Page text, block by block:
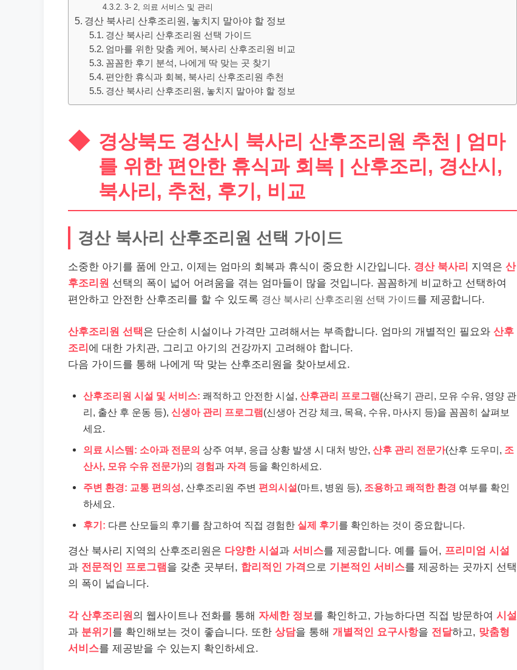
3- 2, 의료 서비스 및 관리
경산 북사리 산후조리원, 놓치지 말아야 할 정보
경산 북사리 산후조리원 선택 가이드
엄마를 위한 맞춤 케어, 북사리 산후조리원 비교
꼼꼼한 후기 분석, 나에게 딱 맞는 곳 찾기
편안한 휴식과 회복, 북사리 산후조리원 추천
경산 북사리 산후조리원, 놓치지 말아야 할 정보
경상북도 경산시 북사리 산후조리원 추천 | 엄마
를 위한 편안한 휴식과 회복 | 산후조리, 경산시,
북사리, 추천, 후기, 비교
경산 북사리 산후조리원 선택 가이드
소중한 아기를 품에 안고, 이제는 엄마의 회복과 휴식이 중요한 시간입니다. 경산 북사리 지역은 산
후조리원 선택의 폭이 넓어 어려움을 겪는 엄마들이 많을 것입니다. 꼼꼼하게 비교하고 선택하여
편안하고 안전한 산후조리를 할 수 있도록 경산 북사리 산후조리원 선택 가이드를 제공합니다.
산후조리원 선택은 단순히 시설이나 가격만 고려해서는 부족합니다. 엄마의 개별적인 필요와 산후
조리 에 대한 가치관, 그리고 아기의 건강까지 고려해야 합니다.
다음 가이드를 통해 나에게 딱 맞는 산후조리원을 찾아보세요.
산후조리원 시설 및 서비스: 쾌적하고 안전한 시설, 산후관리 프로그램(산욕기 관리, 모유 수유, 영양 관
리, 출산 후 운동 등), 신생아 관리 프로그램(신생아 건강 체크, 목욕, 수유, 마사지 등)을 꼼꼼히 살펴보
세요.
의료 시스템: 소아과 전문의 상주 여부, 응급 상황 발생 시 대처 방안, 산후 관리 전문가(산후 도우미, 조
산사, 모유 수유 전문가)의 경험과 자격 등을 확인하세요.
주변 환경: 교통 편의성, 산후조리원 주변 편의시설(마트, 병원 등), 조용하고 쾌적한 환경 여부를 확인
하세요.
후기: 다른 산모들의 후기를 참고하여 직접 경험한 실제 후기를 확인하는 것이 중요합니다.
경산 북사리 지역의 산후조리원은 다양한 시설과 서비스를 제공합니다. 예를 들어, 프리미엄 시설
과 전문적인 프로그램 을 갖춘 곳부터, 합리적인 가격 으로 기본적인 서비스를 제공하는 곳까지 선택
의 폭이 넓습니다.
각 산후조리원 의 웹사이트나 전화를 통해 자세한 정보를 확인하고, 가능하다면 직접 방문하여 시설
과 분위기 를 확인해보는 것이 좋습니다. 또한 상담을 통해 개별적인 요구사항을 전달하고, 맞춤형
서비스를 제공받을 수 있는지 확인하세요.